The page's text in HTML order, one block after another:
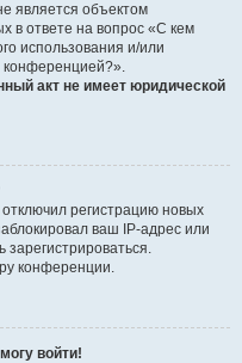
является объектом
в ответе на вопрос «С кем
использования и/или
конференцией?».
акт не имеет юридической
регистрацию новых
ваш IP-адрес или
конференции.
войти!